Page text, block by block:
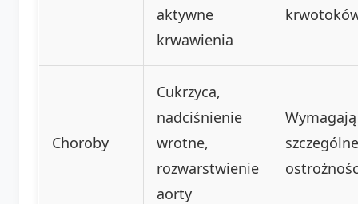
aktywne
krwawienia
Choroby
Cukrzyca,
nadciśnienie
wrotne,
rozwarstwienie
aorty
Wymagają